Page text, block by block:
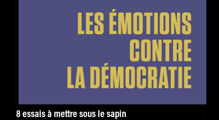
8 essais à mettre sous le sapin